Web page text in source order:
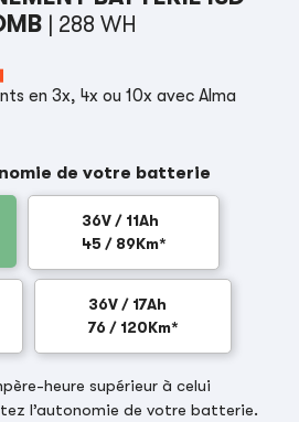
| 288 WH
en 3x, 4x ou 10x avec Alma
de votre batterie
36V / 11Ah
45 / 89Km*
36V / 17Ah
76 / 120Km*
heure supérieur à celui
l’autonomie de votre batterie.